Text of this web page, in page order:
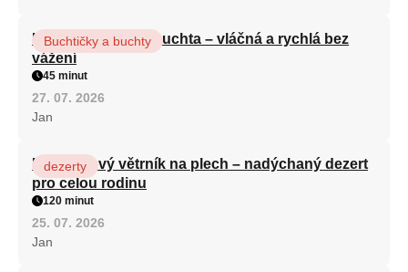
Hrnková maková buchta – vláčná a rychlá bez
vážení
Buchtičky a buchty
45 minut
27. 07. 2026
Jan
Karamelový větrník na plech – nadýchaný dezert
pro celou rodinu
dezerty
120 minut
25. 07. 2026
Jan